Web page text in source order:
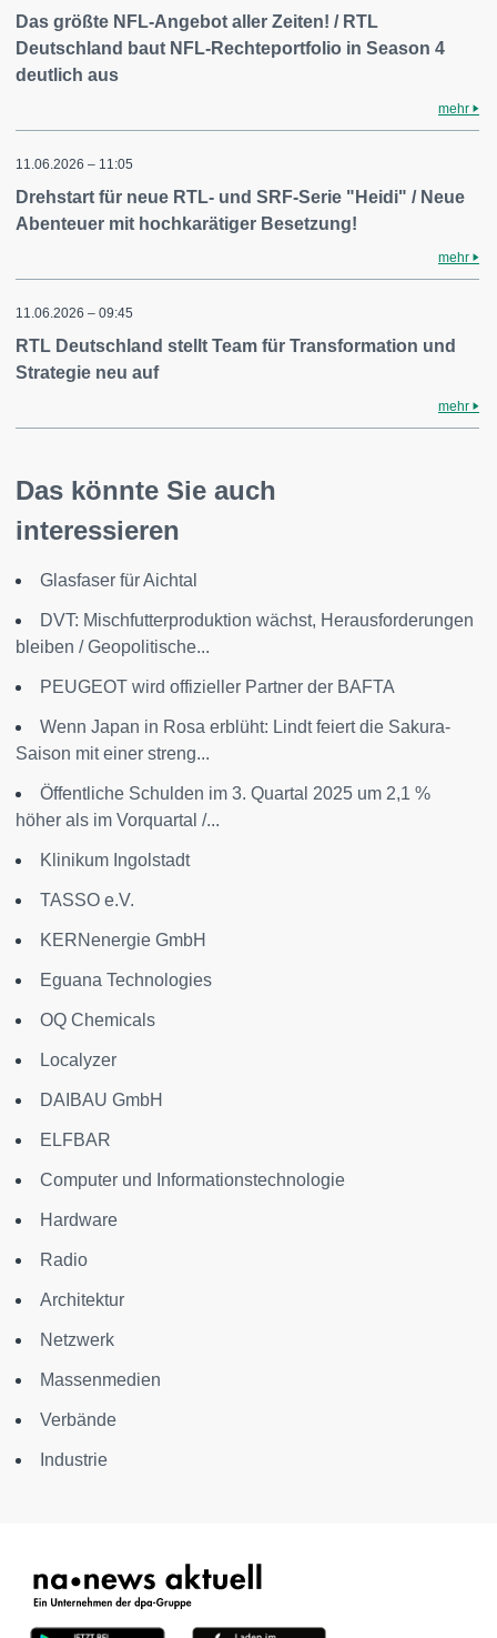
Das größte NFL-Angebot aller Zeiten! / RTL
Deutschland baut NFL-Rechteportfolio in Season 4
deutlich aus
mehr
11.06.2026 – 11:05
Drehstart für neue RTL- und SRF-Serie "Heidi" / Neue
Abenteuer mit hochkarätiger Besetzung!
mehr
11.06.2026 – 09:45
RTL Deutschland stellt Team für Transformation und
Strategie neu auf
mehr
Das könnte Sie auch
interessieren
Glasfaser für Aichtal
DVT: Mischfutterproduktion wächst, Herausforderungen
bleiben / Geopolitische...
PEUGEOT wird offizieller Partner der BAFTA
Wenn Japan in Rosa erblüht: Lindt feiert die Sakura-
Saison mit einer streng...
Öffentliche Schulden im 3. Quartal 2025 um 2,1 %
höher als im Vorquartal /...
Klinikum Ingolstadt
TASSO e.V.
KERNenergie GmbH
Eguana Technologies
OQ Chemicals
Localyzer
DAIBAU GmbH
ELFBAR
Computer und Informationstechnologie
Hardware
Radio
Architektur
Netzwerk
Massenmedien
Verbände
Industrie